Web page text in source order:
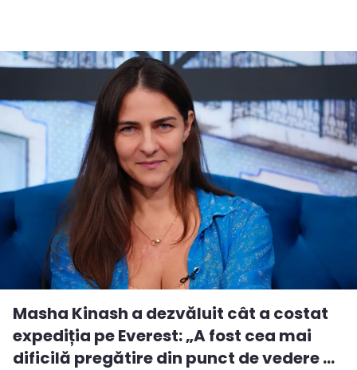
Masha Kinash a dezvăluit cât a costat
expediția pe Everest: „A fost cea mai
dificilă pregătire din punct de vedere ...